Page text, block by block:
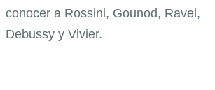
conocer a Rossini, Gounod, Ravel,
Debussy y Vivier.